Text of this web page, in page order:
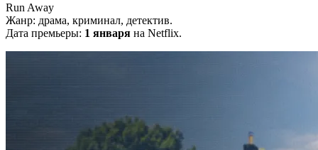
Run Away
Жанр: драма, криминал, детектив.
Дата премьеры: 1 января на Netflix.